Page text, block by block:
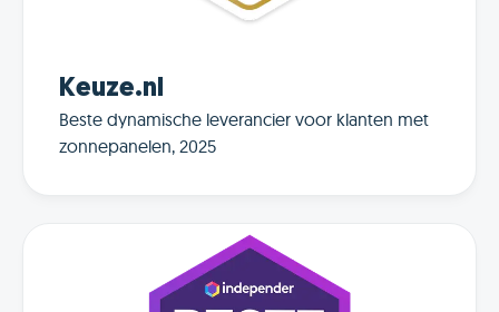
Keuze.nl
Beste dynamische leverancier voor klanten met
zonnepanelen, 2025